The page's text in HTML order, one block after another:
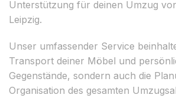
Unterstützung für deinen Umzug
Leipzig.
Unser umfassender Service
Transport deiner Möbel und
Gegenstände, sondern auch die
Organisation des gesamten